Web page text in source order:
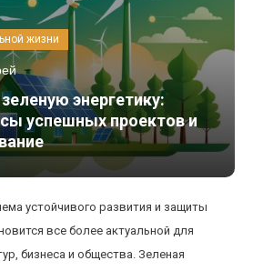
жизни
энергетику:
успешных проектов и
устойчивого развития и защиты
все более актуальной для
бизнеса и общества. Зеленая